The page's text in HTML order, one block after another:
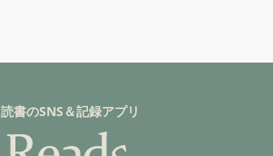
読書のSNS＆記録アプリ